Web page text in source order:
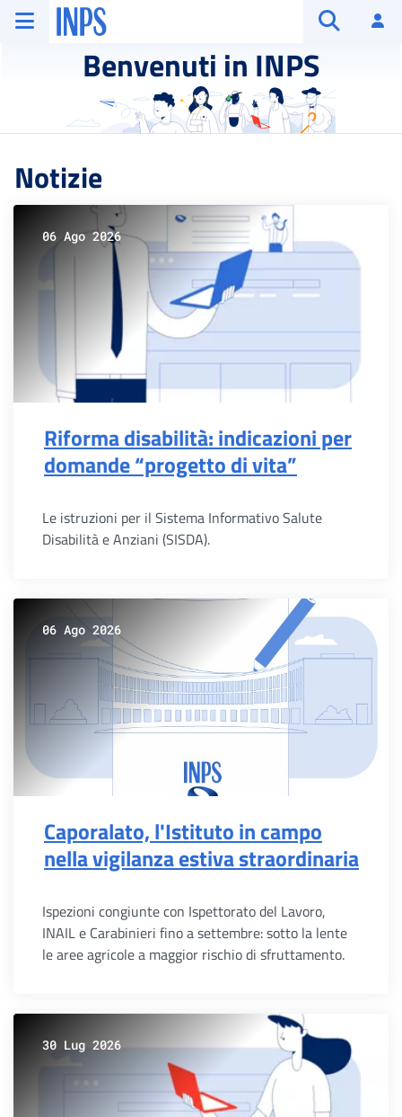
Vai al menu principale
Vai al contenuto principale
Vai al pie' di pagina
INPS ()
Benvenuti in INPS
Notizie
06 Ago 2026
Riforma disabilità: indicazioni per
domande “progetto di vita”
Le istruzioni per il Sistema Informativo Salute
Disabilità e Anziani (SISDA).
06 Ago 2026
Caporalato, l'Istituto in campo
nella vigilanza estiva straordinaria
Ispezioni congiunte con Ispettorato del Lavoro,
INAIL e Carabinieri fino a settembre: sotto la lente
le aree agricole a maggior rischio di sfruttamento.
30 Lug 2026